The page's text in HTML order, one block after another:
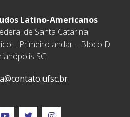
Latino-Americanos
de Santa Catarina
– Primeiro andar – Bloco D
SC